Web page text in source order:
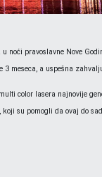
pravoslavne Nove
meseca, a uspešna
color lasera najnovije
su pomogli da ovaj do